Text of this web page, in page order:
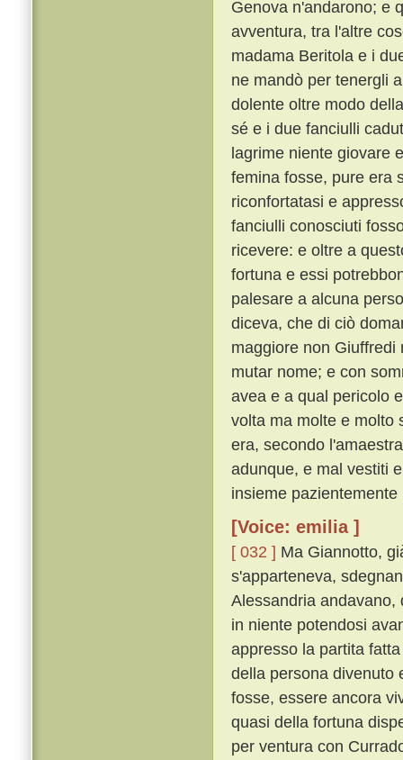
Genova n'andarono; e
avventura, tra l'altre
madama Beritola e i
ne mandò per tenergli
dolente oltre modo
sé e i due fanciulli
lagrime niente giovare
femina fosse, pure era
riconfortatasi e
fanciulli conosciuti
ricevere: e oltre a
fortuna e essi
palesare a alcuna
diceva, che di ciò
maggiore non
mutar nome; e con
avea e a qual pericolo
volta ma molte e molto
era, secondo
adunque, e mal vestiti
insieme
[Voice: emilia ]
[ 032 ] Ma Giannotto,
s'apparteneva,
Alessandria
in niente potendosi
appresso la partita
della persona divenuto
fosse, essere ancora
quasi della fortuna
per ventura con